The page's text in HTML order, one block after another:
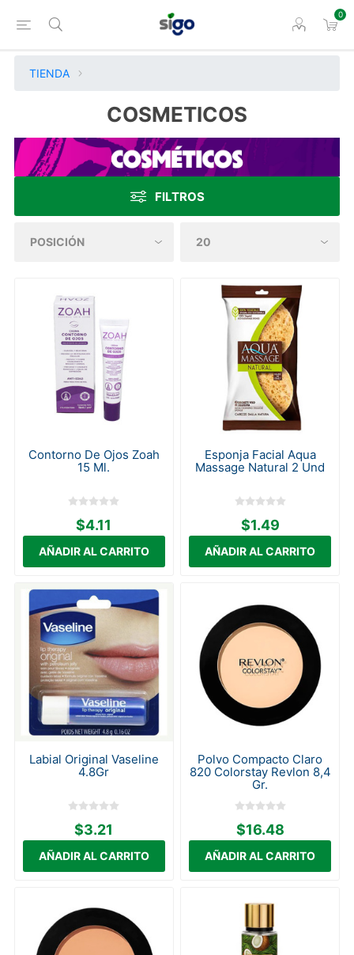
0
TIENDA
COSMETICOS
FILTROS
Contorno De Ojos Zoah
15 Ml.
$4.11
Esponja Facial Aqua
Massage Natural 2 Und
$1.49
Labial Original Vaseline
4.8Gr
$3.21
Polvo Compacto Claro
820 Colorstay Revlon 8,4
Gr.
$16.48